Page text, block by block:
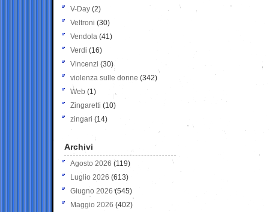
V-Day (2)
Veltroni (30)
Vendola (41)
Verdi (16)
Vincenzi (30)
violenza sulle donne (342)
Web (1)
Zingaretti (10)
zingari (14)
Archivi
Agosto 2026 (119)
Luglio 2026 (613)
Giugno 2026 (545)
Maggio 2026 (402)